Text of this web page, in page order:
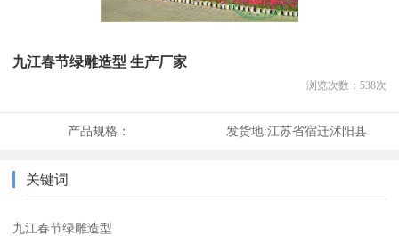
九江春节绿雕造型 生产厂家
浏览次数： 538次
产品规格： 发货地:江苏省宿迁沭阳县
关键词
九江春节绿雕造型